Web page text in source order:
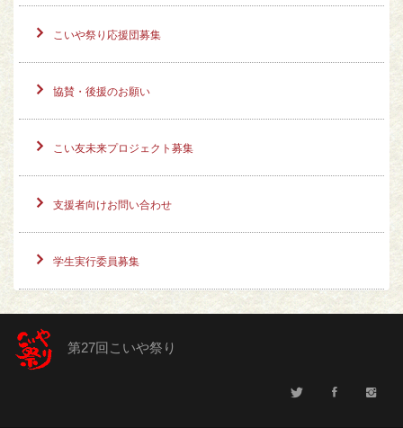
こいや祭り応援団募集
協賛・後援のお願い
こい友未来プロジェクト募集
支援者向けお問い合わせ
学生実行委員募集
第27回こいや祭り